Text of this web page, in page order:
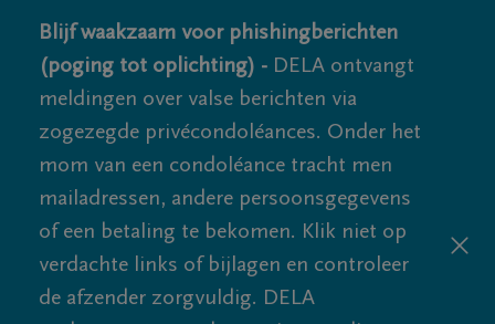
Blijf waakzaam voor phishingberichten
(poging tot oplichting) - DELA ontvangt
meldingen over valse berichten via
zogezegde privécondoléances. Onder het
mom van een condoléance tracht men
mailadressen, andere persoonsgegevens
of een betaling te bekomen. Klik niet op
verdachte links of bijlagen en controleer
de afzender zorgvuldig. DELA